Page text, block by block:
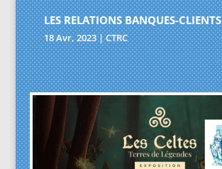
LES RELATIONS BANQUES-CLIENTS
18 Avr, 2023|CTRC